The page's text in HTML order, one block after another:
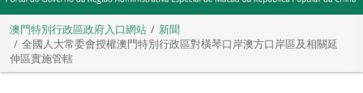
澳門特別行政區政府入口網站
新聞
全國人大常委會授權澳門特別行政區對橫琴口岸澳方口岸區及相關延
伸區實施管轄